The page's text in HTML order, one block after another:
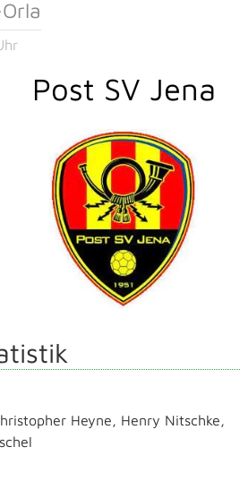
Post SV Jena
Heyne Henry Nitschke